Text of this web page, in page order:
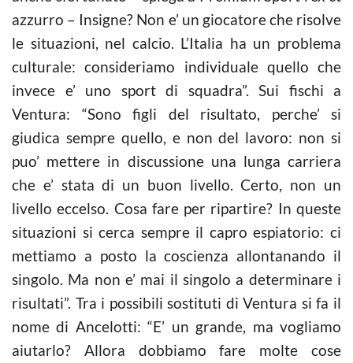
azzurro – Insigne? Non e’ un giocatore che risolve
le situazioni, nel calcio. L’Italia ha un problema
culturale: consideriamo individuale quello che
invece e’ uno sport di squadra”. Sui fischi a
Ventura: “Sono figli del risultato, perche’ si
giudica sempre quello, e non del lavoro: non si
puo’ mettere in discussione una lunga carriera
che e’ stata di un buon livello. Certo, non un
livello eccelso. Cosa fare per ripartire? In queste
situazioni si cerca sempre il capro espiatorio: ci
mettiamo a posto la coscienza allontanando il
singolo. Ma non e’ mai il singolo a determinare i
risultati”. Tra i possibili sostituti di Ventura si fa il
nome di Ancelotti: “E’ un grande, ma vogliamo
aiutarlo? Allora dobbiamo fare molte cose